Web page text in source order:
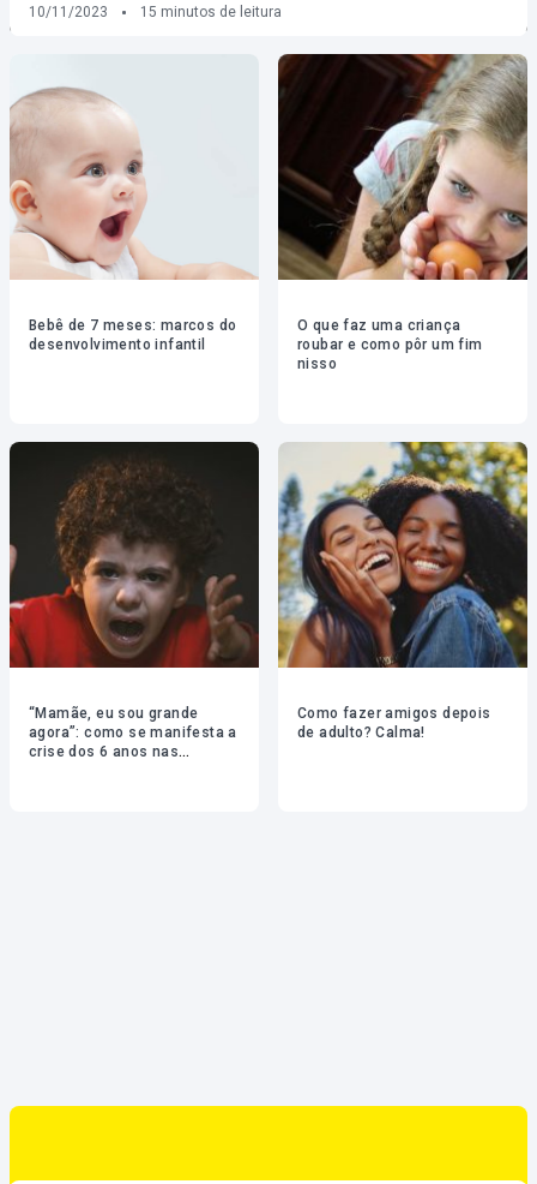
10/11/2023 15 minutos de leitura
Bebê de 7 meses: marcos do
desenvolvimento infantil
O que faz uma criança
roubar e como pôr um fim
nisso
“Mamãe, eu sou grande
agora”: como se manifesta a
crise dos 6 anos nas
Como fazer amigos depois
de adulto? Calma!